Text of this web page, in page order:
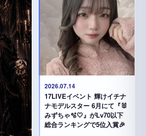
2026.07.14
17LIVEイベント 輝けイチナ
ナモデルスター 6月にて『🐰
みずちゃ️🫧🤍』がLv70以下
総合ランキングで5位入賞🎉